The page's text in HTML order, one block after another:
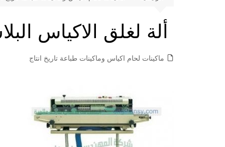
ألة لغلق الاكياس
ماكينات لحام اكياس وماكينات طباعة تاريخ انتاج